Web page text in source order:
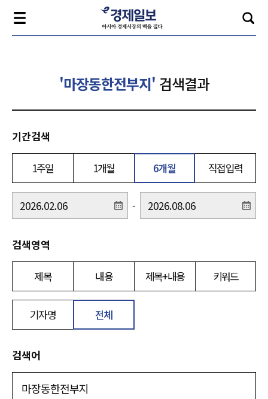
'마장동한전부지' 검색결과
기간검색
1주일 1개월 6개월 직접입력
-
검색영역
제목 내용 제목+내용 키워드
기자명 전체
검색어